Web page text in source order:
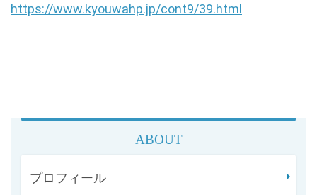
https://www.kyouwahp.jp/cont9/39.html
ABOUT
プロフィール